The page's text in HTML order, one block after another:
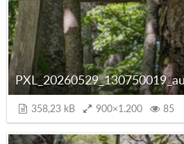
358,23 kB 900×1.200 85